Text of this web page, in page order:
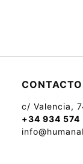
CONTACTO
c/ Valencia,
+34 934 574